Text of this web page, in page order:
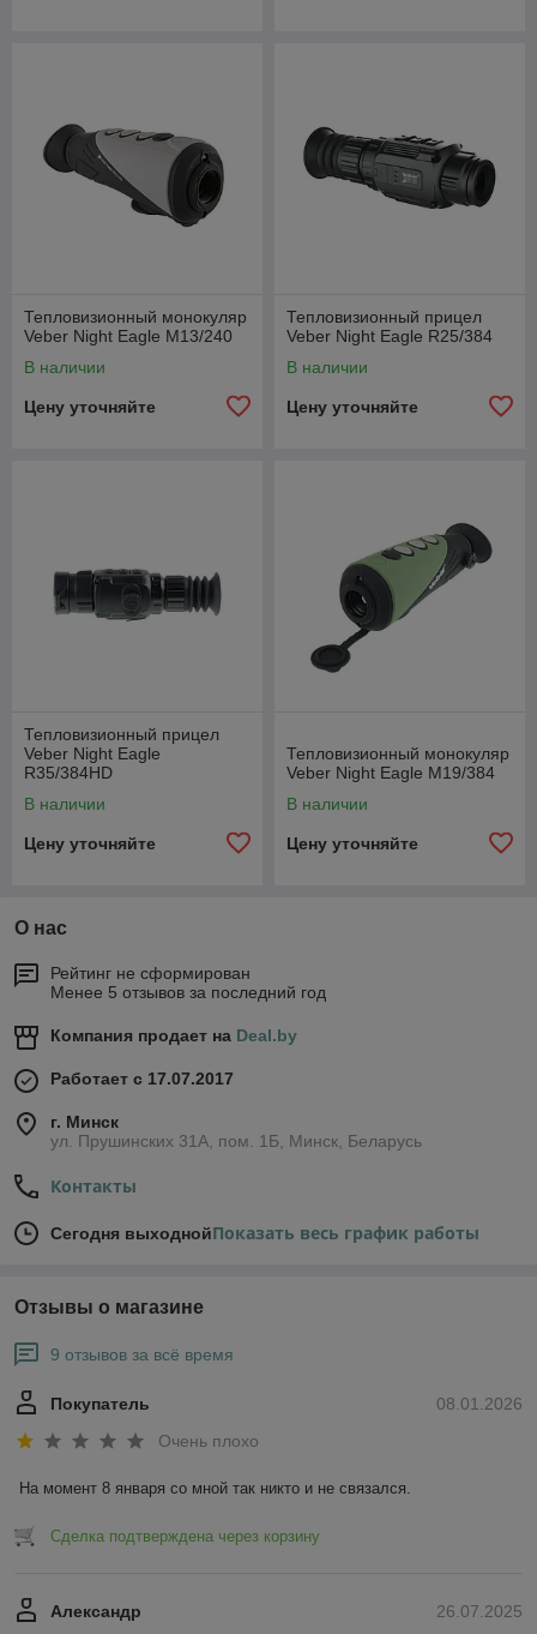
Тепловизионный монокуляр
Veber Night Eagle M13/240
В наличии
Цену уточняйте
Тепловизионный прицел
Veber Night Eagle R25/384
В наличии
Цену уточняйте
Тепловизионный прицел
Veber Night Eagle
R35/384HD
В наличии
Цену уточняйте
Тепловизионный монокуляр
Veber Night Eagle M19/384
В наличии
Цену уточняйте
О нас
Рейтинг не сформирован
Менее 5 отзывов за последний год
Компания продает на Deal.by
Работает с 17.07.2017
г. Минск
ул. Прушинских 31А, пом. 1Б, Минск, Беларусь
Контакты
Сегодня выходнойПоказать весь график работы
Отзывы о магазине
9 отзывов за всё время
08.01.2026
Покупатель
Очень плохо
На момент 8 января со мной так никто и не связался.
Сделка подтверждена через корзину
26.07.2025
Александр